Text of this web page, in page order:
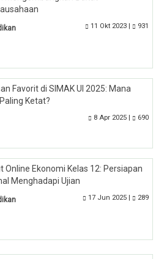
11 Okt 2023 | 931
Favorit di SIMAK UI 2025: Mana
Ketat?
8 Apr 2025 | 690
Online Ekonomi Kelas 12: Persiapan
Menghadapi Ujian
17 Jun 2025 | 289